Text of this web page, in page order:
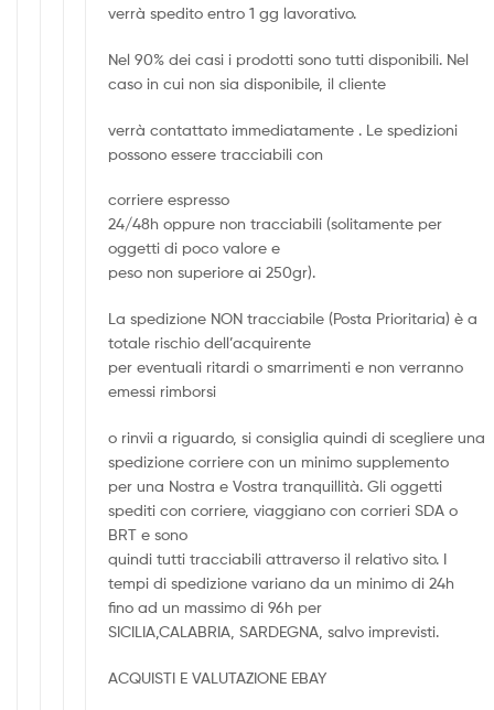
verrà spedito entro 1 gg lavorativo.
Nel 90% dei casi i prodotti sono tutti disponibili. Nel
caso in cui non sia disponibile, il cliente
verrà contattato immediatamente . Le spedizioni
possono essere tracciabili con
corriere espresso
24/48h oppure non tracciabili (solitamente per
oggetti di poco valore e
peso non superiore ai 250gr).
La spedizione NON tracciabile (Posta Prioritaria) è a
totale rischio dell’acquirente
per eventuali ritardi o smarrimenti e non verranno
emessi rimborsi
o rinvii a riguardo, si consiglia quindi di scegliere una
spedizione corriere con un minimo supplemento
per una Nostra e Vostra tranquillità. Gli oggetti
spediti con corriere, viaggiano con corrieri SDA o
BRT e sono
quindi tutti tracciabili attraverso il relativo sito. I
tempi di spedizione variano da un minimo di 24h
fino ad un massimo di 96h per
SICILIA,CALABRIA, SARDEGNA, salvo imprevisti.
ACQUISTI E VALUTAZIONE EBAY